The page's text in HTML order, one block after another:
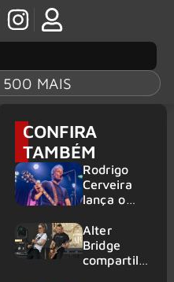
MAIS
CONFIRA
TAMBÉM
Rodrigo
Cerveira
lança o
Searcher”
Alter
Bridge
compartilh